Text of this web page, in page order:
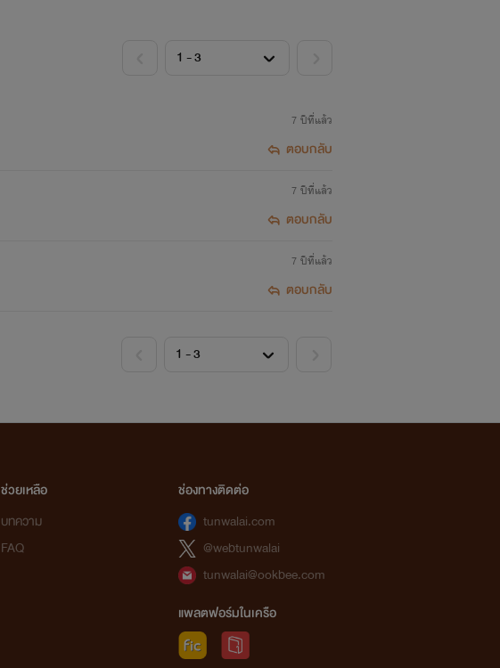
7 ปีที่แล้ว
ตอบกลับ
7 ปีที่แล้ว
ตอบกลับ
7 ปีที่แล้ว
ตอบกลับ
ช่วยเหลือ
บทความ
FAQ
ช่องทางติดต่อ
tunwalai.com
@webtunwalai
tunwalai@ookbee.com
แพลตฟอร์มในเครือ